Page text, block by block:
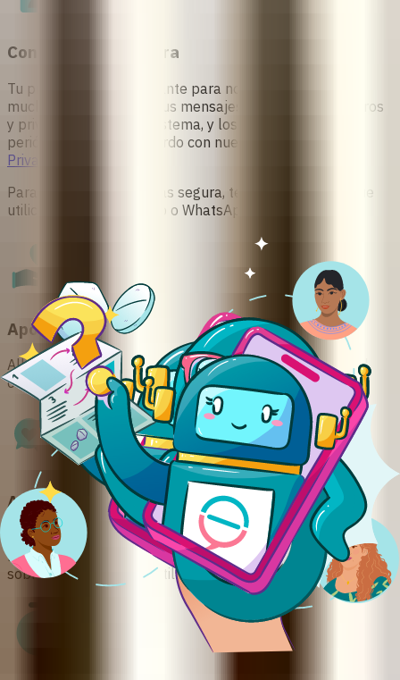
Confidencial y Segura
Tu privacidad es importante para nosotras
mucho tu información. Tus mensajes permanecen seguros
y privados en nuestro sistema, y los eliminamos
periódicamente de acuerdo con nuestra
Privacidad
Para una experiencia más segura, te recomendamos que
utilices nuestro
o WhatsApp
Apoyo Sin Juicios
Ally ofrece un espacio compasivo y libre de juicios, en el
cual puedes obtener ayuda sin presión ni prejuicios.
Asesoría guiada por expertas
Desarrollada junto a destacadas profesionales médicas,
nuestra chatbot proporciona información confiable y actual
sobre el aborto con pastillas.